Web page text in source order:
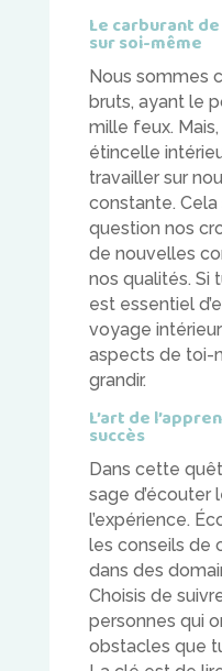
Le carburant
sur soi-même
Nous sommes
bruts, ayant le
mille feux.
étincelle
travailler sur
constante.
question nos
de nouvelles
nos qualités. Si
est essentiel
voyage
aspects de toi-
grandir.
L’art de
succès
Dans cette
sage d’écouter
l’expérience.
les conseils de
dans des
Choisis de
personnes qui
obstacles que